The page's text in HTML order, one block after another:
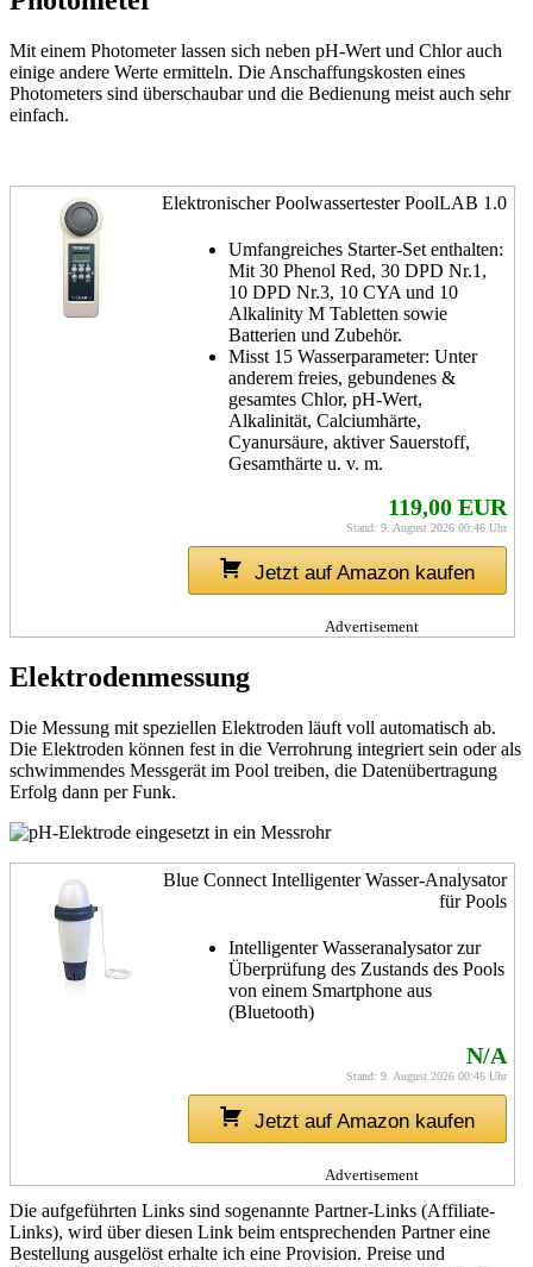
Mit einem Photometer lassen sich neben pH-Wert und Chlor auch
einige andere Werte ermitteln. Die Anschaffungskosten eines
Photometers sind überschaubar und die Bedienung meist auch sehr
einfach.
Elektronischer Poolwassertester PoolLAB 1.0
Umfangreiches Starter-Set enthalten:
Mit 30 Phenol Red, 30 DPD Nr.1,
10 DPD Nr.3, 10 CYA und 10
Alkalinity M Tabletten sowie
Batterien und Zubehör.
Misst 15 Wasserparameter: Unter
anderem freies, gebundenes &
gesamtes Chlor, pH-Wert,
Alkalinität, Calciumhärte,
Cyanursäure, aktiver Sauerstoff,
Gesamthärte u. v. m.
119,00 EUR
Stand: 9. August 2026 00:46 Uhr
Jetzt auf Amazon kaufen
Advertisement
Elektrodenmessung
Die Messung mit speziellen Elektroden läuft voll automatisch ab.
Die Elektroden können fest in die Verrohrung integriert sein oder als
schwimmendes Messgerät im Pool treiben, die Datenübertragung
Erfolg dann per Funk.
Blue Connect Intelligenter Wasser-Analysator
für Pools
Intelligenter Wasseranalysator zur
Überprüfung des Zustands des Pools
von einem Smartphone aus
(Bluetooth)
N/A
Stand: 9. August 2026 00:46 Uhr
Jetzt auf Amazon kaufen
Advertisement
Die aufgeführten Links sind sogenannte Partner-Links (Affiliate-
Links), wird über diesen Link beim entsprechenden Partner eine
Bestellung ausgelöst erhalte ich eine Provision. Preise und